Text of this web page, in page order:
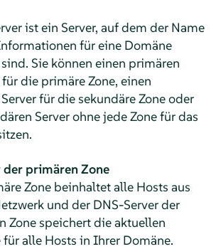
ist ein Server, auf dem der Name
für eine Domäne
Sie können einen primären
die primäre Zone, einen
für die sekundäre Zone oder
Server ohne jede Zone für das
der primären Zone
Zone beinhaltet alle Hosts aus
und der DNS-Server der
Zone speichert die aktuellen
für alle Hosts in Ihrer Domäne.